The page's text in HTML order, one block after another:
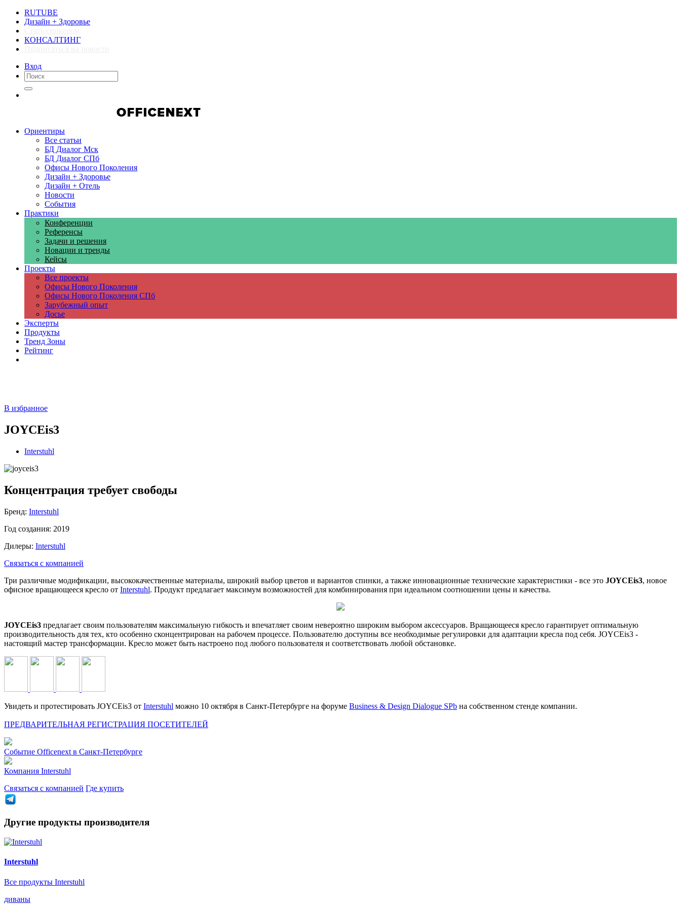
RUTUBE
Дизайн + Здоровье
КОНСАЛТИНГ
Вход
Ориентиры
Все статьи
БД Диалог Мск
БД Диалог СПб
Офисы Нового Поколения
Дизайн + Здоровье
Дизайн + Отель
Новости
События
Практики
Конференции
Референсы
Задачи и решения
Новации и тренды
Кейсы
Проекты
Все проекты
Офисы Нового Поколения
Офисы Нового Поколения СПб
Зарубежный опыт
Досье
Эксперты
Продукты
Тренд Зоны
Рейтинг
В избранное
JOYCEis3
Interstuhl
Концентрация требует свободы
Бренд: Interstuhl
Год создания: 2019
Дилеры: Interstuhl
Связаться с компанией
Три различные модификации, высококачественные материалы, широкий выбор цветов и вариантов спинки, а также инновационные технические характеристики - все это JOYCEis3, новое
офисное вращающееся кресло от Interstuhl. Продукт предлагает максимум возможностей для комбинирования при идеальном соотношении цены и качества.
JOYCEis3 предлагает своим пользователям максимальную гибкость и впечатляет своим невероятно широким выбором аксессуаров. Вращающееся кресло гарантирует оптимальную
производительность для тех, кто особенно сконцентрирован на рабочем процессе. Пользователю доступны все необходимые регулировки для адаптации кресла под себя. JOYCEis3 -
настоящий мастер трансформации. Кресло может быть настроено под любого пользователя и соответствовать любой обстановке.
Увидеть и протестировать JOYCEis3 от Interstuhl можно 10 октября в Санкт-Петербурге на форуме Business & Design Dialogue SPb на собственном стенде компании.
ПРЕДВАРИТЕЛЬНАЯ РЕГИСТРАЦИЯ ПОСЕТИТЕЛЕЙ
Событие Officenext в Санкт-Петербурге
Компания Interstuhl
Связаться с компанией Где купить
Другие продукты производителя
Interstuhl
Все продукты Interstuhl
диваны